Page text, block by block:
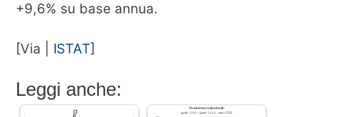
+9,6% su base annua.
[Via | ISTAT]
Leggi anche: